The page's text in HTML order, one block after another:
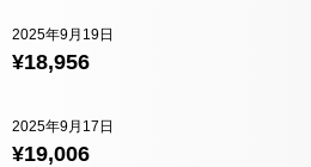
¥18,956
2025年9月19日
¥19,006
2025年9月17日